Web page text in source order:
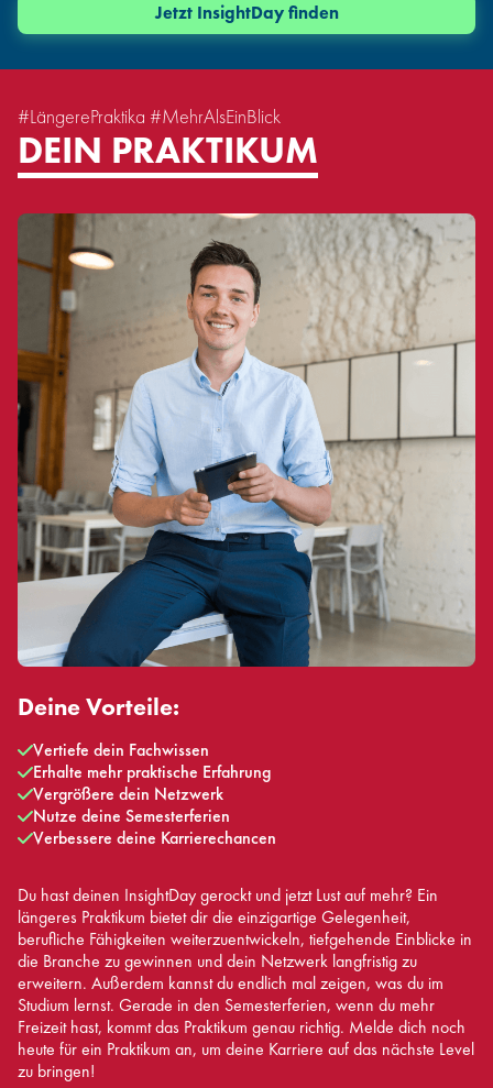
Jetzt InsightDay finden
#LängerePraktika #MehrAlsEinBlick
DEIN PRAKTIKUM
Deine Vorteile:
Vertiefe dein Fachwissen
Erhalte mehr praktische Erfahrung
Vergrößere dein Netzwerk
Nutze deine Semesterferien
Verbessere deine Karrierechancen
Du hast deinen InsightDay gerockt und jetzt Lust auf mehr? Ein
längeres Praktikum bietet dir die einzigartige Gelegenheit,
berufliche Fähigkeiten weiterzuentwickeln, tiefgehende Einblicke in
die Branche zu gewinnen und dein Netzwerk langfristig zu
erweitern. Außerdem kannst du endlich mal zeigen, was du im
Studium lernst. Gerade in den Semesterferien, wenn du mehr
Freizeit hast, kommt das Praktikum genau richtig. Melde dich noch
heute für ein Praktikum an, um deine Karriere auf das nächste Level
zu bringen!